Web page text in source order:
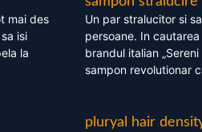
mai des
isi
la
Un par stralucitor si
persoane. In
brandul italian
sampon revolutionar
pluryal hair